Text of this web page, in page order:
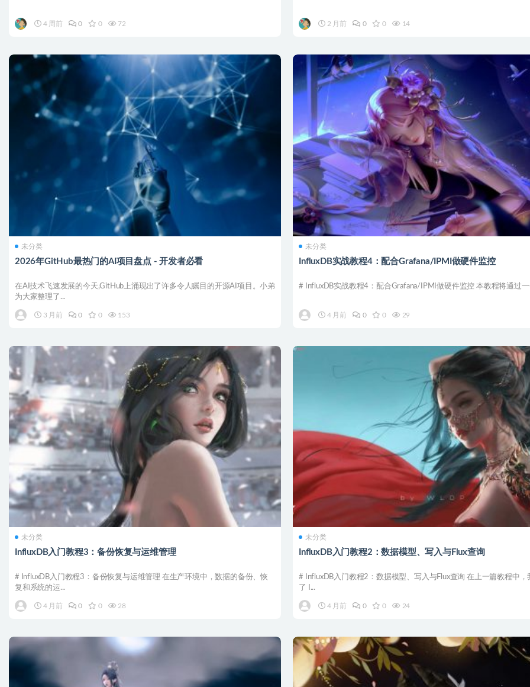
4 周前 0 0 72 2 月前 0 0 14
未分类
2026年GitHub最热门的AI项目盘点 - 开发者必看
在AI技术飞速发展的今天,GitHub上涌现出了许多令人瞩目的开源AI项目。小弟
为大家整理了...
3 月前 0 0 153
未分类
InfluxDB实战教程4：配合Grafana/IPMI做硬件监控
# InfluxDB实战教程4：配合Grafana/IPMI做硬件监控 本教程将通过一
4 月前 0 0 29
未分类
InfluxDB入门教程3：备份恢复与运维管理
# InfluxDB入门教程3：备份恢复与运维管理 在生产环境中，数据的备份、恢
复和系统的运...
4 月前 0 0 28
未分类
InfluxDB入门教程2：数据模型、写入与Flux查询
# InfluxDB入门教程2：数据模型、写入与Flux查询 在上一篇教程中，
了 I...
4 月前 0 0 24